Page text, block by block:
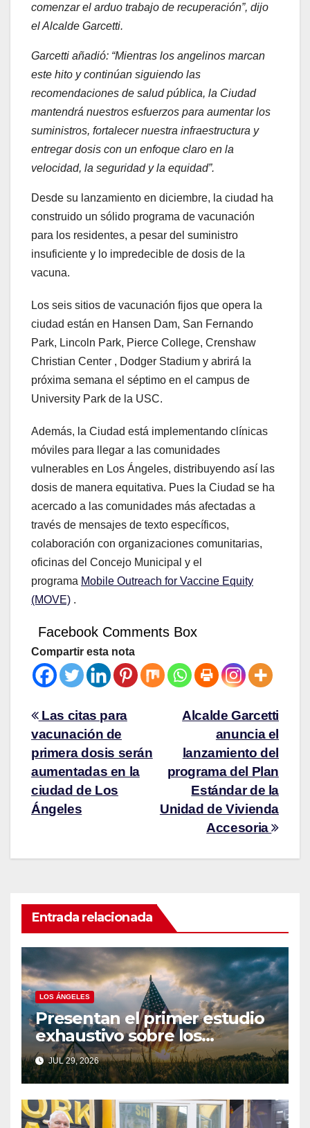
comenzar el arduo trabajo de recuperación”, dijo
el Alcalde Garcetti.
Garcetti añadió: “Mientras los angelinos marcan
este hito y continúan siguiendo las
recomendaciones de salud pública, la Ciudad
mantendrá nuestros esfuerzos para aumentar los
suministros, fortalecer nuestra infraestructura y
entregar dosis con un enfoque claro en la
velocidad, la seguridad y la equidad”.
Desde su lanzamiento en diciembre, la ciudad ha
construido un sólido programa de vacunación
para los residentes, a pesar del suministro
insuficiente y lo impredecible de dosis de la
vacuna.
Los seis sitios de vacunación fijos que opera la
ciudad están en Hansen Dam, San Fernando
Park, Lincoln Park, Pierce College, Crenshaw
Christian Center , Dodger Stadium y abrirá la
próxima semana el séptimo en el campus de
University Park de la USC.
Además, la Ciudad está implementando clínicas
móviles para llegar a las comunidades
vulnerables en Los Ángeles, distribuyendo así las
dosis de manera equitativa. Pues la Ciudad se ha
acercado a las comunidades más afectadas a
través de mensajes de texto específicos,
colaboración con organizaciones comunitarias,
oficinas del Concejo Municipal y el
programa Mobile Outreach for Vaccine Equity
(MOVE) .
Facebook Comments Box
Compartir esta nota
Alcalde Garcetti
anuncia el
lanzamiento del
programa del Plan
Estándar de la
Unidad de Vivienda
Accesoria
Las citas para
vacunación de
primera dosis serán
aumentadas en la
ciudad de Los
Ángeles
Entrada relacionada
LOS ÁNGELES
Presentan el primer estudio
exhaustivo sobre los
trabajadores agrícolas
indocumentados afectados
por las redadas de
inmigración
JUL 29, 2026